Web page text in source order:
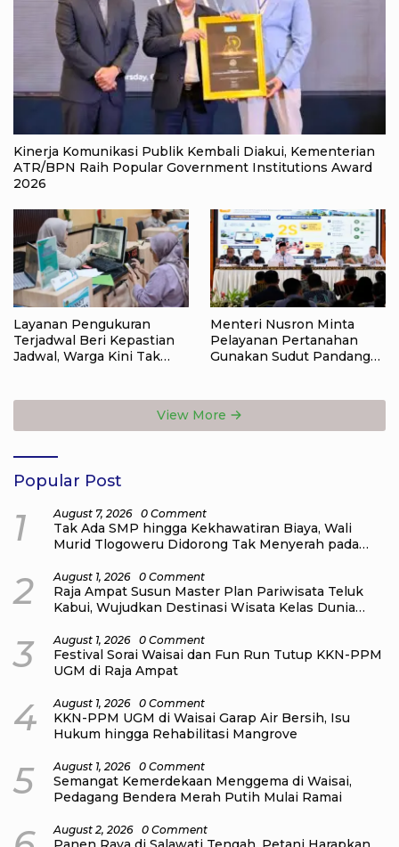
Kinerja Komunikasi Publik Kembali Diakui, Kementerian
ATR/BPN Raih Popular Government Institutions Award
2026
Layanan Pengukuran
Terjadwal Beri Kepastian
Jadwal, Warga Kini Tak
Menteri Nusron Minta
Pelayanan Pertanahan
Gunakan Sudut Pandang
View More
Popular Post
1 August 7, 2026 0 Comment
Tak Ada SMP hingga Kekhawatiran Biaya, Wali
Murid Tlogoweru Didorong Tak Menyerah pada
2 August 1, 2026 0 Comment
Raja Ampat Susun Master Plan Pariwisata Teluk
Kabui, Wujudkan Destinasi Wisata Kelas Dunia
3 August 1, 2026 0 Comment
Festival Sorai Waisai dan Fun Run Tutup KKN-PPM
UGM di Raja Ampat
4 August 1, 2026 0 Comment
KKN-PPM UGM di Waisai Garap Air Bersih, Isu
Hukum hingga Rehabilitasi Mangrove
5 August 1, 2026 0 Comment
Semangat Kemerdekaan Menggema di Waisai,
Pedagang Bendera Merah Putih Mulai Ramai
August 2, 2026 0 Comment